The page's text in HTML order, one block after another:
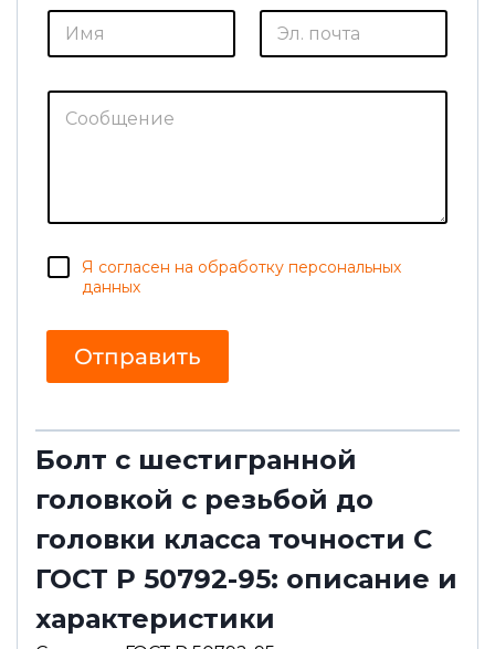
И
я
Э
.
о
С
и
С
о
и
Я согласен на обработку персональных
данных
Отправить
Болт с шестигранной
головкой с резьбой до
головки класса точности С
ГОСТ Р 50792-95: описание и
характеристики